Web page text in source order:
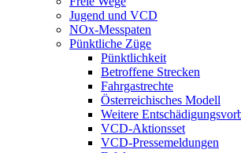
Jugend und VCD
NOx-Messpaten
Pünktliche Züge
Pünktlichkeit
Betroffene Strecken
Fahrgastrechte
Österreichisches Modell
Weitere
VCD-Aktionsset
VCD-Pressemeldungen